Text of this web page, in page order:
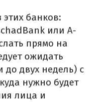
этих банков:
или A-
прямо на
ожидать
до двух недель) с
нужно будет
лица и